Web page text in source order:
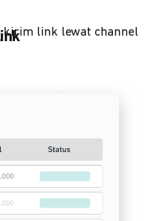
kirim link lewat channel